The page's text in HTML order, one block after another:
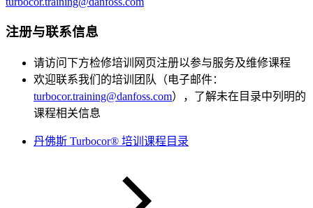
注册与联系信息
请访问下方检修培训网页注册以参与服务及维修课程
欢迎联系我们的培训团队（电子邮件：
turbocor.training@danfoss.com），了解未在目录中列明的
课程相关信息
丹佛斯 Turbocor® 培训课程目录